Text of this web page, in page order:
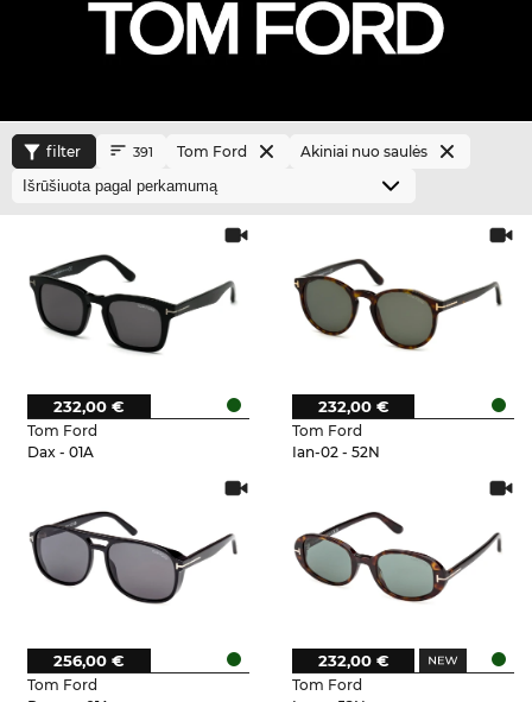
filter 391 Tom Ford Akiniai nuo saulės
Tom Ford
Dax - 01A
232,00 €
Tom Ford
Ian-02 - 52N
232,00 €
Tom Ford
256,00 €
Tom Ford
232,00 €